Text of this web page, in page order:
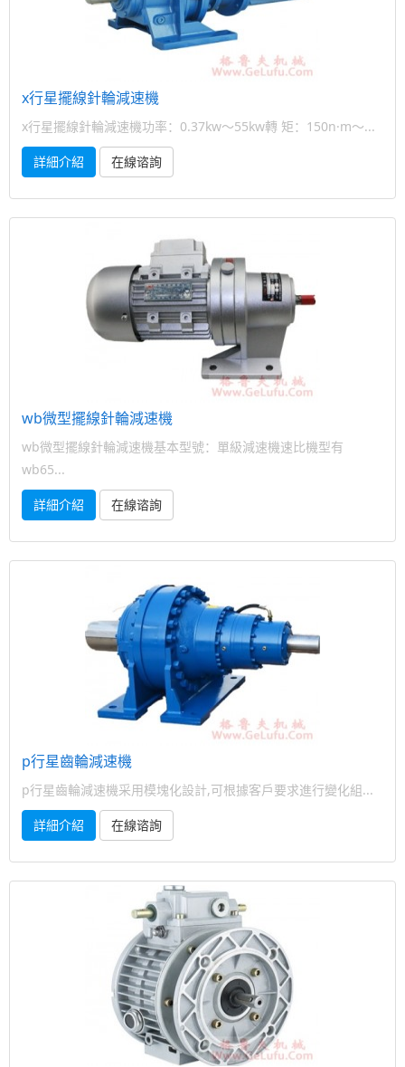
x行星擺線針輪減速機
x行星擺線針輪減速機功率：0.37kw～55kw轉 矩：150n·m～...
詳細介紹 在線谘詢
wb微型擺線針輪減速機
wb微型擺線針輪減速機基本型號：單級減速機速比機型有
wb65...
詳細介紹 在線谘詢
p行星齒輪減速機
p行星齒輪減速機采用模塊化設計,可根據客戶要求進行變化組...
詳細介紹 在線谘詢